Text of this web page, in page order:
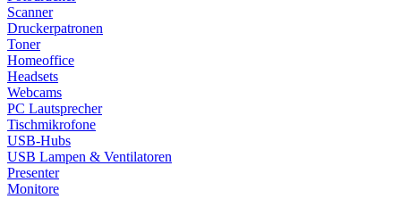
Scanner
Druckerpatronen
Toner
Homeoffice
Headsets
Webcams
PC Lautsprecher
Tischmikrofone
USB-Hubs
USB Lampen & Ventilatoren
Presenter
Monitore